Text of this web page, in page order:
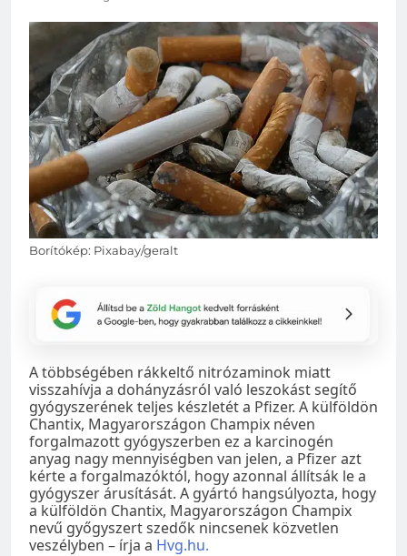
Borítókép: Pixabay/geralt
A többségében rákkeltő nitrózaminok miatt
visszahívja a dohányzásról való leszokást segítő
gyógyszerének teljes készletét a Pfizer. A külföldön
Chantix, Magyarországon Champix néven
forgalmazott gyógyszerben ez a karcinogén
anyag nagy mennyiségben van jelen, a Pfizer azt
kérte a forgalmazóktól, hogy azonnal állítsák le a
gyógyszer árusítását. A gyártó hangsúlyozta, hogy
a külföldön Chantix, Magyarországon Champix
nevű győgyszert szedők nincsenek közvetlen
veszélyben – írja a Hvg.hu.